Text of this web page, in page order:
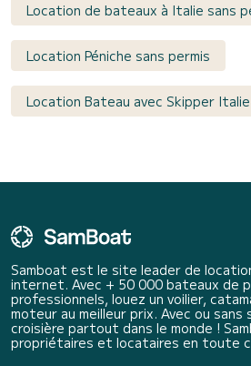
Location de bateaux à Italie sans
Location Péniche sans permis
Location Bateau avec Skipper Italie
Samboat est le site leader de
internet. Avec + 50 000 bateaux de
professionnels, louez un voilier,
moteur au meilleur prix. Avec ou sans
croisière partout dans le monde !
propriétaires et locataires en toute